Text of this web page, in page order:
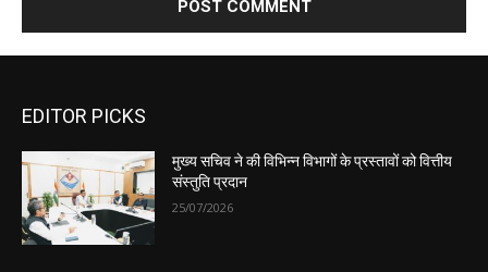
EDITOR PICKS
मुख्य सचिव ने की विभिन्न विभागों के प्रस्तावों को वित्तीय
संस्तुति प्रदान
25/07/2026